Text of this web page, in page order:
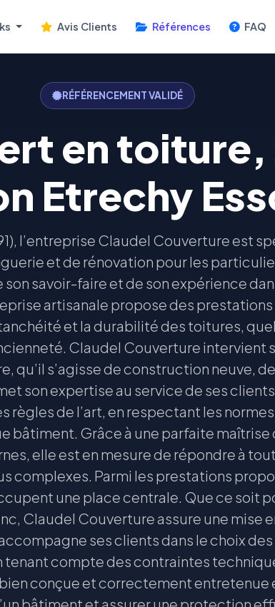
Avis Clients Références FAQ
RÉFÉRENCEMENT VALIDÉ
en
Etrechy
l’entreprise Claudel Couverture est
et de rénovation pour les
savoir-faire et de son expérience
artisanale propose des
et la durabilité des toitures,
Claudel Couverture intervient
qu’il s’agisse de construction neuve,
son expertise au service de ses
règles de l’art, en respectant les
bâtiment. Grâce à une parfaite
elle est en mesure de répondre à
complexes. Parmi les prestations
une place centrale. Que ce soit
Claudel Couverture assure une mise
ses clients dans le choix
tenant compte des contraintes
conçue et correctement entretenue